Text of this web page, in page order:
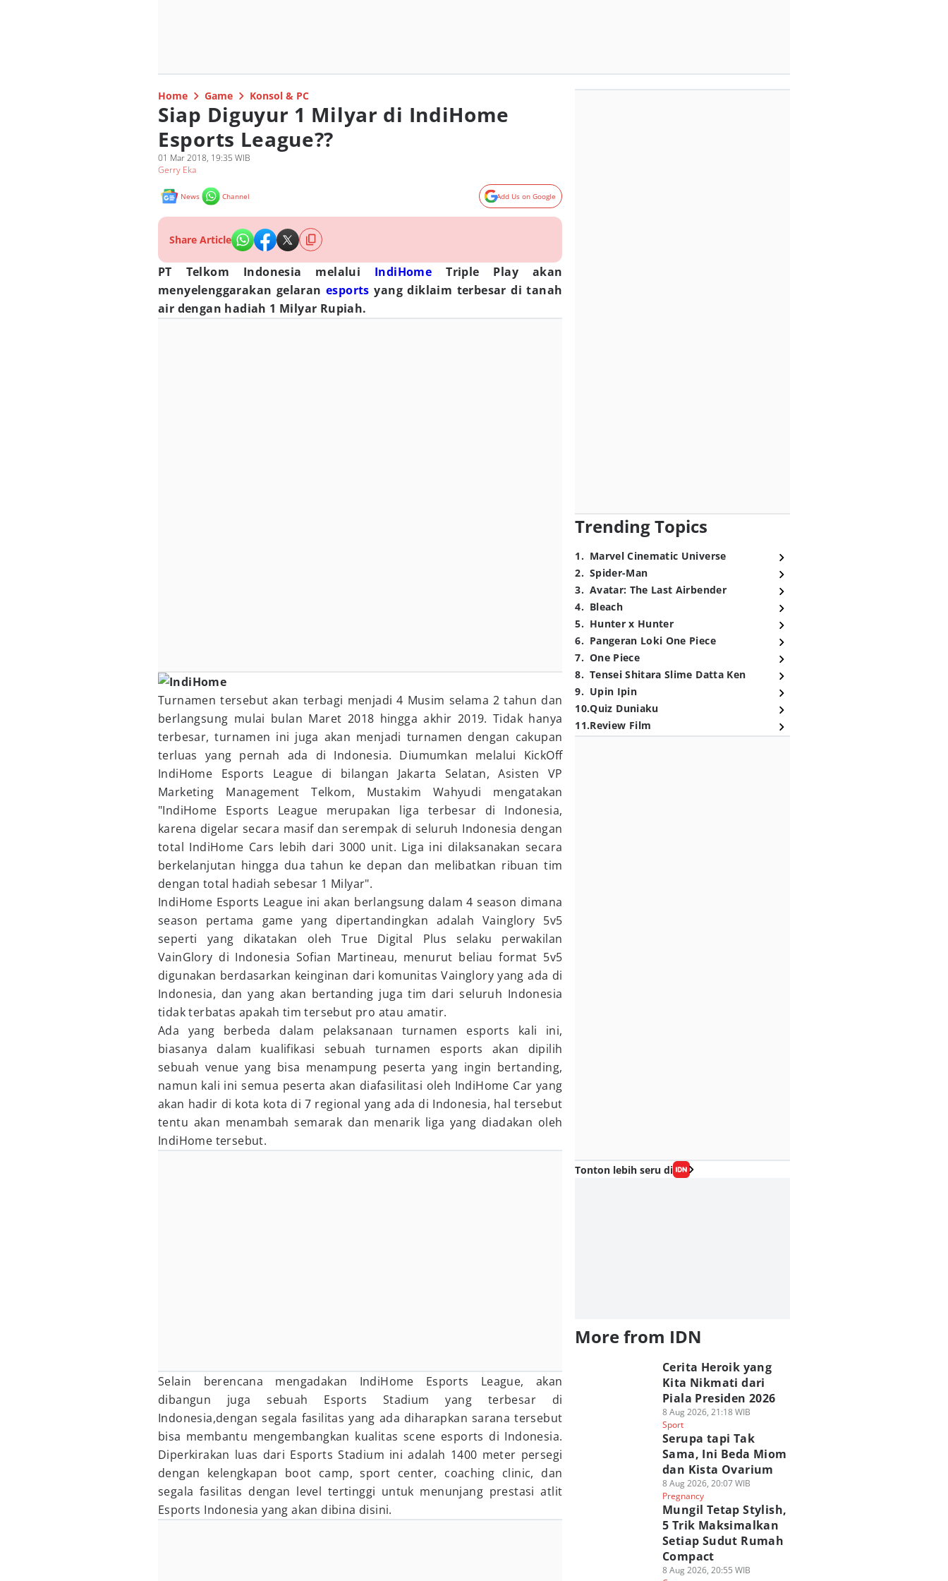
Home Game Konsol & PC
Siap Diguyur 1 Milyar di IndiHome
Esports League??
01 Mar 2018, 19:35 WIB
Gerry Eka
News Channel Add Us on Google
Share Article
PT Telkom Indonesia melalui IndiHome Triple Play akan
menyelenggarakan gelaranesports yang diklaim terbesar di tanah
air dengan hadiah 1 Milyar Rupiah.
Turnamen tersebut akan terbagi menjadi 4 Musim selama 2 tahun dan
berlangsung mulai bulan Maret 2018 hingga akhir 2019. Tidak hanya
terbesar, turnamen ini juga akan menjadi turnamen dengan cakupan
terluas yang pernah ada di Indonesia. Diumumkan melalui KickOff
IndiHome Esports League di bilangan Jakarta Selatan, Asisten VP
Marketing Management Telkom, Mustakim Wahyudi mengatakan
"IndiHome Esports League merupakan liga terbesar di Indonesia,
karena digelar secara masif dan serempak di seluruh Indonesia dengan
total IndiHome Cars lebih dari 3000 unit. Liga ini dilaksanakan secara
berkelanjutan hingga dua tahun ke depan dan melibatkan ribuan tim
dengan total hadiah sebesar 1 Milyar".
IndiHome Esports League ini akan berlangsung dalam 4 season dimana
season pertama game yang dipertandingkan adalah Vainglory 5v5
seperti yang dikatakan oleh True Digital Plus selaku perwakilan
VainGlory di Indonesia Sofian Martineau, menurut beliau format 5v5
digunakan berdasarkan keinginan dari komunitas Vainglory yang ada di
Indonesia, dan yang akan bertanding juga tim dari seluruh Indonesia
tidak terbatas apakah tim tersebut pro atau amatir.
Ada yang berbeda dalam pelaksanaan turnamen esports kali ini,
biasanya dalam kualifikasi sebuah turnamen esports akan dipilih
sebuah venue yang bisa menampung peserta yang ingin bertanding,
namun kali ini semua peserta akan diafasilitasi oleh IndiHome Car yang
akan hadir di kota kota di 7 regional yang ada di Indonesia, hal tersebut
tentu akan menambah semarak dan menarik liga yang diadakan oleh
IndiHome tersebut.
Selain berencana mengadakan IndiHome Esports League, akan
dibangun juga sebuah Esports Stadium yang terbesar di
Indonesia,dengan segala fasilitas yang ada diharapkan sarana tersebut
bisa membantu mengembangkan kualitas scene esports di Indonesia.
Diperkirakan luas dari Esports Stadium ini adalah 1400 meter persegi
dengan kelengkapan boot camp, sport center, coaching clinic, dan
segala fasilitas dengan level tertinggi untuk menunjang prestasi atlit
Esports Indonesia yang akan dibina disini.
Trending Topics
1. Marvel Cinematic Universe
2. Spider-Man
3. Avatar: The Last Airbender
4. Bleach
5. Hunter x Hunter
6. Pangeran Loki One Piece
7. One Piece
8. Tensei Shitara Slime Datta Ken
9. Upin Ipin
10.Quiz Duniaku
11.Review Film
Tonton lebih seru di
More from IDN
Cerita Heroik yang
Kita Nikmati dari
Piala Presiden 2026
8 Aug 2026, 21:18 WIB
Sport
Serupa tapi Tak
Sama, Ini Beda Miom
dan Kista Ovarium
8 Aug 2026, 20:07 WIB
Pregnancy
Mungil Tetap Stylish,
5 Trik Maksimalkan
Setiap Sudut Rumah
Compact
8 Aug 2026, 20:55 WIB